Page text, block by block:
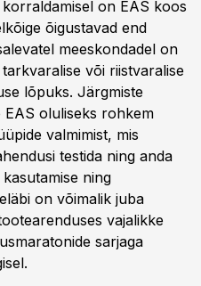
on EAS koos
õigustavad end
meeskondadel on
või riistvaralise
lõpuks. Järgmiste
oluliseks rohkem
valmimist, mis
testida ning anda
ning
on võimalik juba
vajalikke
sarjaga